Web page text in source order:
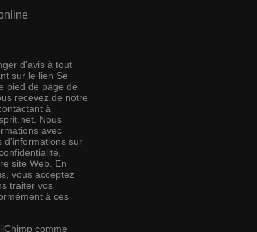
d'avis à tout
sur le lien Se
pied de page de
recevez de notre
à
Nous
avec
d'informations sur
site Web. En
vous acceptez
traiter vos
à ces
comme